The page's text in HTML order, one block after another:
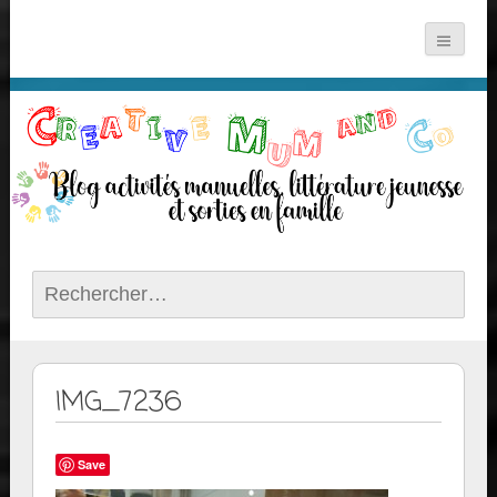
Rechercher :
IMG_7236
Save